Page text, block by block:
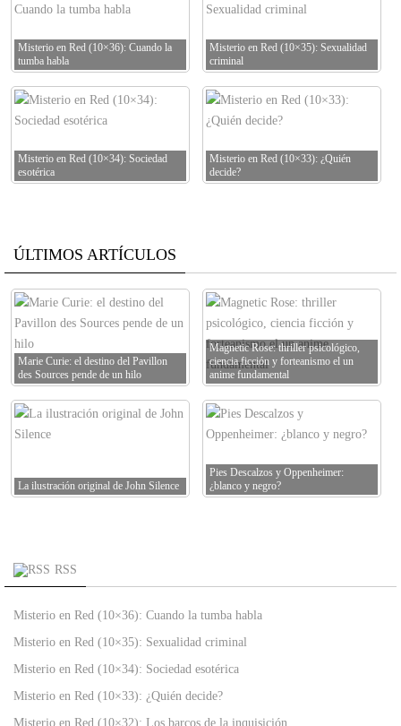
Misterio en Red (10×36): Cuando la
tumba habla
Misterio en Red (10×35): Sexualidad
criminal
Misterio en Red (10×34): Sociedad
esotérica
Misterio en Red (10×33): ¿Quién
decide?
ÚLTIMOS ARTÍCULOS
Marie Curie: el destino del Pavillon
des Sources pende de un hilo
Magnetic Rose: thriller psicológico,
ciencia ficción y forteanismo el un
anime fundamental
La ilustración original de John Silence
Pies Descalzos y Oppenheimer:
¿blanco y negro?
RSS
Misterio en Red (10×36): Cuando la tumba habla
Misterio en Red (10×35): Sexualidad criminal
Misterio en Red (10×34): Sociedad esotérica
Misterio en Red (10×33): ¿Quién decide?
Misterio en Red (10×32): Los barcos de la inquisición